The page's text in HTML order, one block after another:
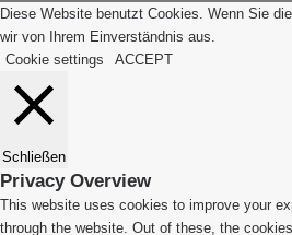
Diese Website benutzt Cookies. Wenn Sie
wir von Ihrem Einverständnis aus.
Cookie settings
ACCEPT
Schließen
Privacy Overview
This website uses cookies to improve your
through the website. Out of these, the